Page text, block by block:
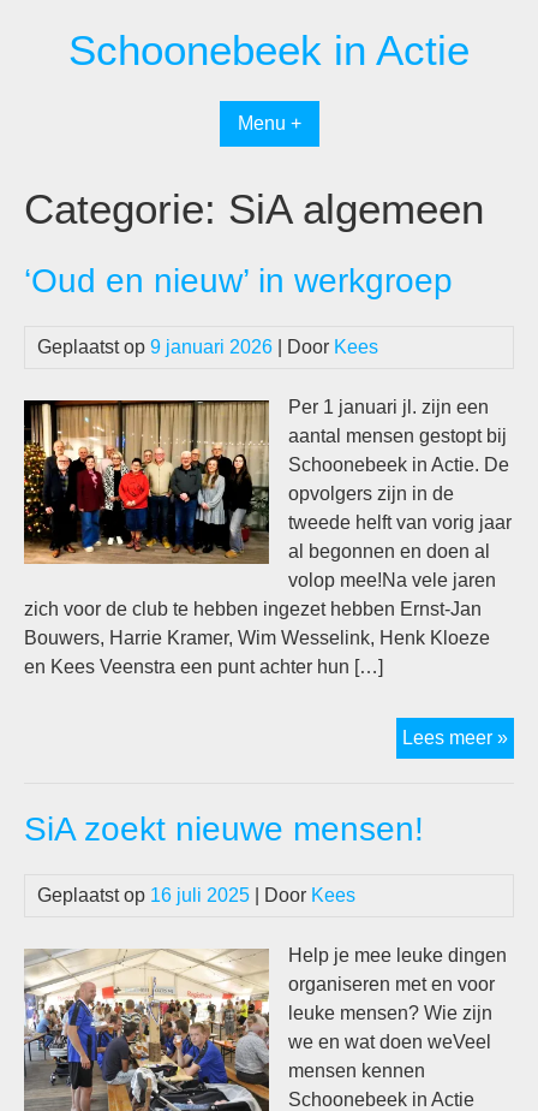
Schoonebeek in Actie
Menu +
Categorie: SiA algemeen
‘Oud en nieuw’ in werkgroep
Geplaatst op 9 januari 2026 | Door Kees
Per 1 januari jl. zijn een
aantal mensen gestopt bij
Schoonebeek in Actie. De
opvolgers zijn in de
tweede helft van vorig jaar
al begonnen en doen al
volop mee!Na vele jaren
zich voor de club te hebben ingezet hebben Ernst-Jan
Bouwers, Harrie Kramer, Wim Wesselink, Henk Kloeze
en Kees Veenstra een punt achter hun […]
Lees meer »
en
SiA zoekt nieuwe mensen!
Geplaatst op 16 juli 2025 | Door Kees
Help je mee leuke dingen
organiseren met en voor
leuke mensen? Wie zijn
we en wat doen weVeel
mensen kennen
Schoonebeek in Actie